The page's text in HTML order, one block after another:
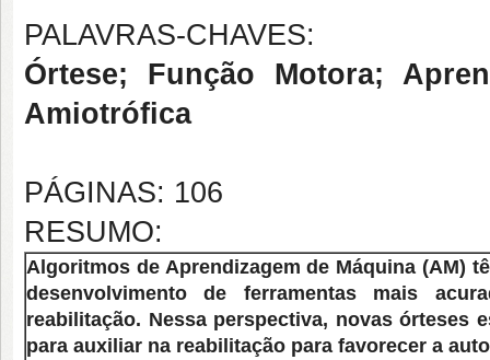
PALAVRAS-CHAVES:
Órtese; Função Motora;
Amiotrófica
PÁGINAS: 106
RESUMO:
Algoritmos de Aprendizagem de Máquina (AM)
desenvolvimento de ferramentas mais
reabilitação. Nessa perspectiva, novas órteses
para auxiliar na reabilitação para favorecer a